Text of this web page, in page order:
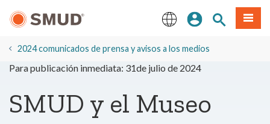
principal
Iniciar sesión
Buscar en
Menú
2024 comunicados de prensa y avisos a los medios
Para publicación inmediata: 31de julio de 2024
SMUD y el Museo